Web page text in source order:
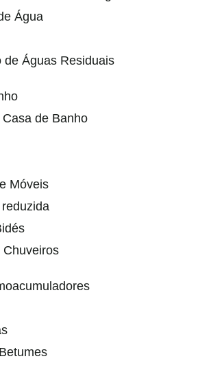
Água
de Águas Residuais
de Banho
Móveis
Chuveiros